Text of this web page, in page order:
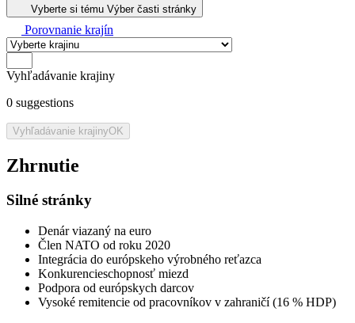
Vyberte si tému Výber časti stránky
Porovnanie krajín
Vyhľadávanie krajiny
0 suggestions
Vyhľadávanie krajinyOK
Zhrnutie
Silné stránky
Denár viazaný na euro
Člen NATO od roku 2020
Integrácia do európskeho výrobného reťazca
Konkurencieschopnosť miezd
Podpora od európskych darcov
Vysoké remitencie od pracovníkov v zahraničí (16 % HDP)